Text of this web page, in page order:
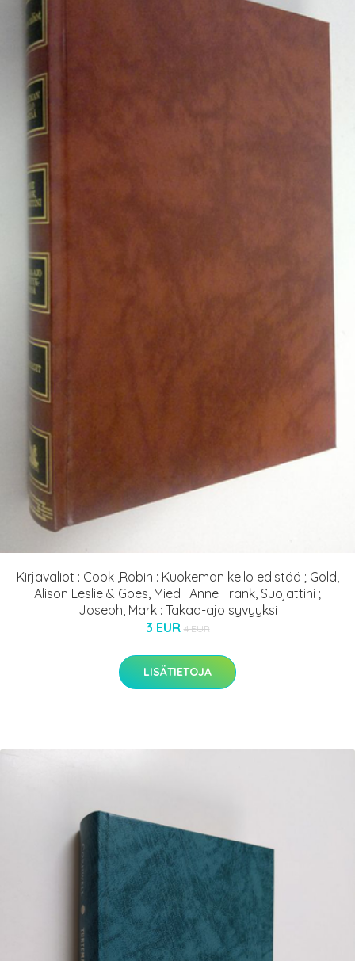
Kirjavaliot : Cook ,Robin : Kuokeman kello edistää ; Gold,
Alison Leslie & Goes, Mied : Anne Frank, Suojattini ;
Joseph, Mark : Takaa-ajo syvyyksi
3 EUR 4 EUR
LISÄTIETOJA